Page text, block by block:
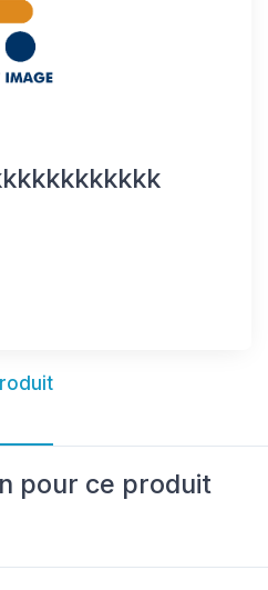
pour ce produit